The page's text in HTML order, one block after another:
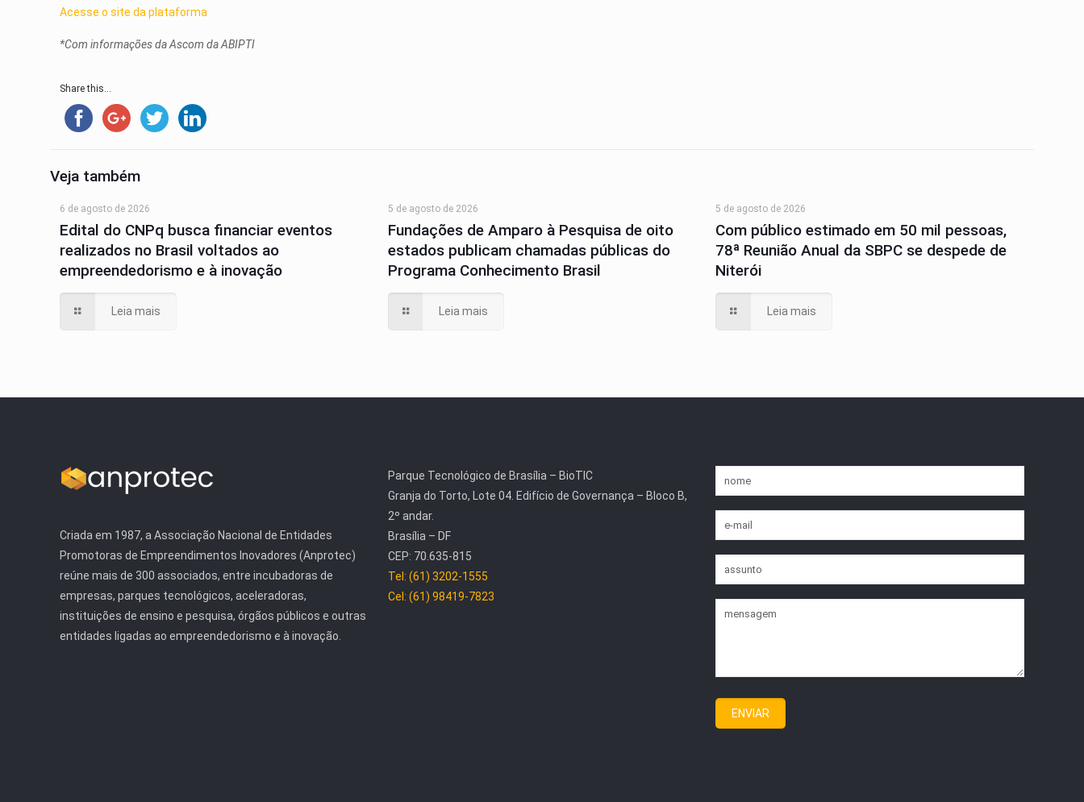
Acesse o site da plataforma
*Com informações da Ascom da ABIPTI
Share this...
Veja também
6 de agosto de 2026
Edital do CNPq busca financiar eventos
realizados no Brasil voltados ao
empreendedorismo e à inovação
Leia mais
5 de agosto de 2026
Fundações de Amparo à Pesquisa de oito
estados publicam chamadas públicas do
Programa Conhecimento Brasil
Leia mais
5 de agosto de 2026
Com público estimado em 50 mil pessoas,
78ª Reunião Anual da SBPC se despede de
Niterói
Leia mais
Criada em 1987, a Associação Nacional de Entidades
Promotoras de Empreendimentos Inovadores (Anprotec)
reúne mais de 300 associados, entre incubadoras de
empresas, parques tecnológicos, aceleradoras,
instituições de ensino e pesquisa, órgãos públicos e outras
entidades ligadas ao empreendedorismo e à inovação.
Parque Tecnológico de Brasília – BioTIC
Granja do Torto, Lote 04. Edifício de Governança – Bloco B,
2º andar.
Brasília – DF
CEP: 70.635-815
Tel: (61) 3202-1555
Cel: (61) 98419-7823